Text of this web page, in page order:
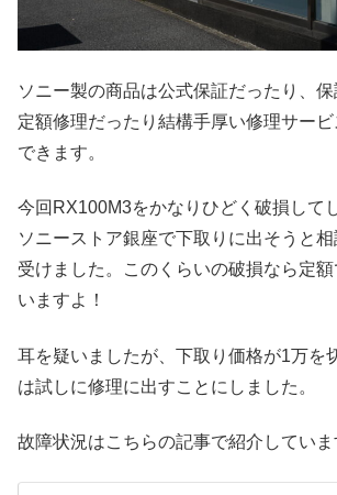
ソニー製の商品は公式保証だったり、
定額修理だったり結構手厚い修理サー
できます。
今回RX100M3をかなりひどく破損して
ソニーストア銀座で下取りに出そうと
受けました。このくらいの破損なら定
いますよ！
耳を疑いましたが、下取り価格が1万を
は試しに修理に出すことにしました。
故障状況はこちらの記事で紹介していま